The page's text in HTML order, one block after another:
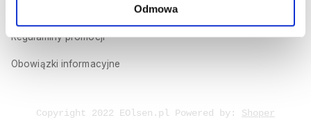
Odmowa
Regulaminy promocji
Obowiązki informacyjne
Copyright 2022 EOlsen.pl Powered by: Shoper